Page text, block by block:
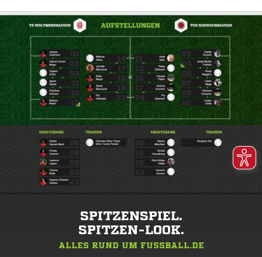
SPITZENSPIEL.
SPITZEN-LOOK.
ALLES RUND UM FUSSBALL.DE